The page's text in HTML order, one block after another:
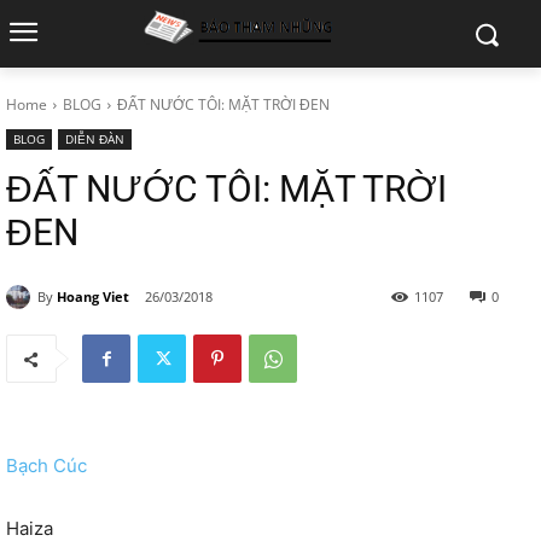
Home BLOG ĐẤT NƯỚC TÔI: MẶT TRỜI ĐEN
BLOG DIỄN ĐÀN
ĐẤT NƯỚC TÔI: MẶT TRỜI
ĐEN
By Hoang Viet 26/03/2018 0
1107
Bạch Cúc
Haiza